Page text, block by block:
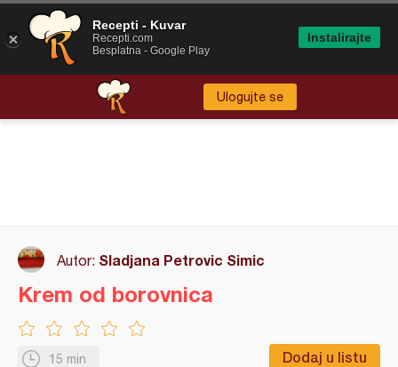
Ulogujte se
Autor: Sladjana Petrovic Simic
15 min Dodaj u listu
Krem od borovnica
Recepti - Kuvar
Recepti.com
Besplatna - Google Play
Instalirajte